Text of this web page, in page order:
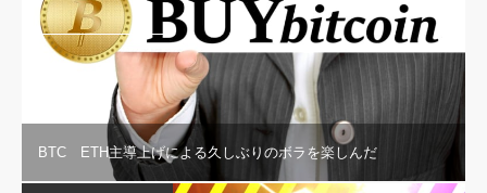
BTC ETH主導上げによる久しぶりのボラを楽しんだ